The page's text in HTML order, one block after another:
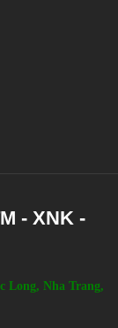
- XNK -
Long, Nha Trang,